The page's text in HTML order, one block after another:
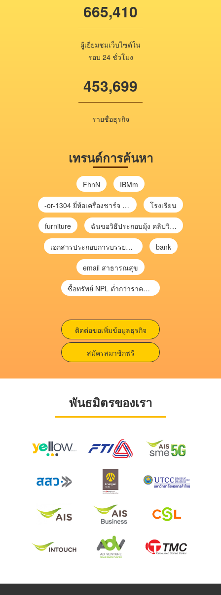
665,410
ผู้เยี่ยมชมเว็บไซต์ใน
รอบ 24 ชั่วโมง
453,699
รายชื่อธุรกิจ
เทรนด์การค้นหา
FhnN IBMm
-or-1304 ยี่ห้อเครื่องชาร์จ chargecore โรงเรียน
furniture ฉันขอวิธีประกอบมุ้ง คลิปวิดีโอ การประกอบมุ้ง
เอกสารประกอบการบรรยาย การประเมินความเสี่ยงเพื่อวางแผนการตรวจสอบ \ bank
email สาธารณสุข
ซื้อทรัพย์ NPL ต่ำกว่าราคาตลาด 30-70% แบบไม่ต้องไปประมูล”
ติดต่อขอเพิ่มข้อมูลธุรกิจ
สมัครสมาชิกฟรี
พันธมิตรของเรา